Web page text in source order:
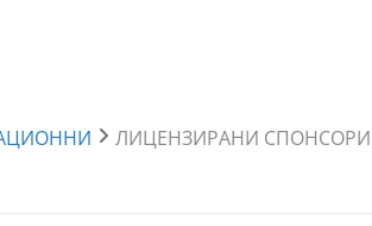
ЛИЦЕНЗИРАНИ СПОНСОРИ